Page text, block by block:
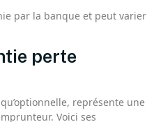
par la banque et peut varier
perte
représente une
Voici ses